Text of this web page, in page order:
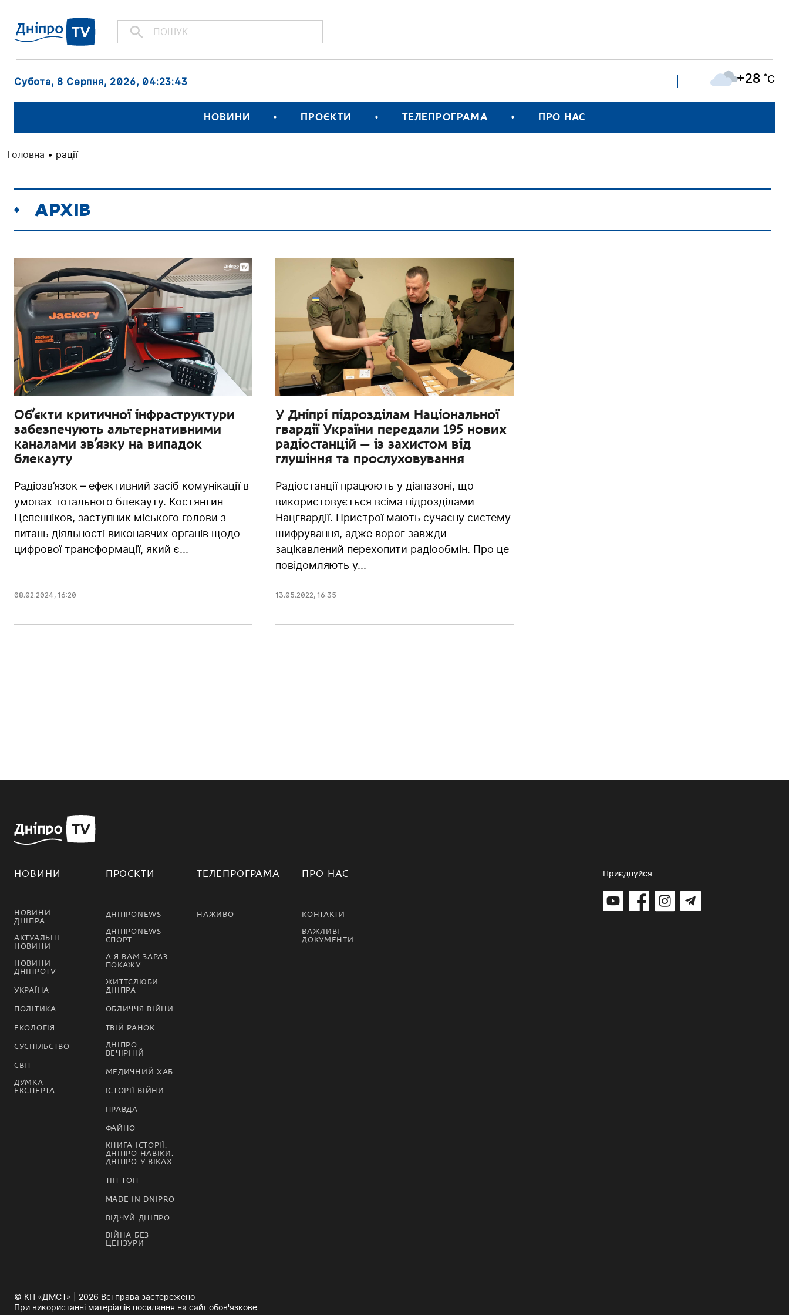
Субота, 8 Серпня, 2026, 04:23:43 +28 ˚C
НОВИНИ ПРОЄКТИ ТЕЛЕПРОГРАМА ПРО НАС
Головна • рації
АРХІВ
Об’єкти критичної інфраструктури
забезпечують альтернативними
каналами зв’язку на випадок
блекауту
Радіозв’язок – ефективний засіб комунікації в
умовах тотального блекауту. Костянтин
Цепенніков, заступник міського голови з
питань діяльності виконавчих органів щодо
цифрової трансформації, який є...
08.02.2024, 16:20
У Дніпрі підрозділам Національної
гвардії України передали 195 нових
радіостанцій — із захистом від
глушіння та прослуховування
Радіостанції працюють у діапазоні, що
використовується всіма підрозділами
Нацгвардії. Пристрої мають сучасну систему
шифрування, адже ворог завжди
зацікавлений перехопити радіообмін. Про це
повідомляють у...
13.05.2022, 16:35
НОВИНИ
НОВИНИ
ДНІПРА
АКТУАЛЬНІ
НОВИНИ
НОВИНИ
ДНІПРОTV
УКРАЇНА
ПОЛІТИКА
ЕКОЛОГІЯ
СУСПІЛЬСТВО
СВІТ
ДУМКА
ЕКСПЕРТА
ПРОЄКТИ
ДНІПРОNEWS
ДНІПРОNEWS
СПОРТ
А Я ВАМ ЗАРАЗ
ПОКАЖУ…
ЖИТТЄЛЮБИ
ДНІПРА
ОБЛИЧЧЯ ВІЙНИ
ТВІЙ РАНОК
ДНІПРО
ВЕЧІРНІЙ
МЕДИЧНИЙ ХАБ
ІСТОРІЇ ВІЙНИ
ПРАВДА
ФАЙНО
КНИГА ІСТОРІЇ.
ДНІПРО НАВІКИ.
ДНІПРО У ВІКАХ
ТІП-ТОП
MADE IN DNIPRO
ВІДЧУЙ ДНІПРО
ВІЙНА БЕЗ
ЦЕНЗУРИ
ТЕЛЕПРОГРАМА
НАЖИВО
ПРО НАС
КОНТАКТИ
ВАЖЛИВІ
ДОКУМЕНТИ
Приєднуйся
© КП «ДМСТ» | 2026 Всі права застережено
При використанні матеріалів посилання на сайт обов'язкове